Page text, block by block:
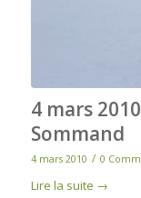
4 mars
Sommand
4 mars 2010 / 0
Lire la suite →